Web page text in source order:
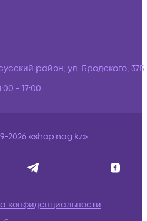
район, ул. Бродского, 37Б
- 17:00
2026 «shop.nag.kz»
конфиденциальности